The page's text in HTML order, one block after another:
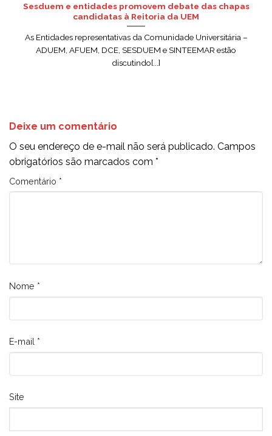
Sesduem e entidades promovem debate das chapas
candidatas à Reitoria da UEM
As Entidades representativas da Comunidade Universitária –
ADUEM, AFUEM, DCE, SESDUEM e SINTEEMAR estão
discutindo[...]
Deixe um comentário
O seu endereço de e-mail não será publicado. Campos
obrigatórios são marcados com *
Comentário *
Nome *
E-mail *
Site